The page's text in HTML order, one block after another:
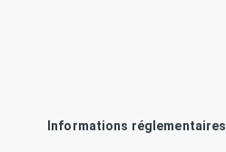
Informations réglementaires